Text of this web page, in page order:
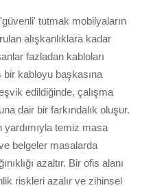
tutmak mobilyaların
alışkanlıklara kadar
fazladan kabloları
kabloyu başkasına
edildiğinde, çalışma
dair bir farkındalık oluşur.
yardımıyla temiz masa
belgeler masalarda
azaltır. Bir ofis alanı
riskleri azalır ve zihinsel